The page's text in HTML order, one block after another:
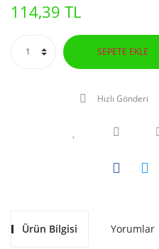
114,39 TL
SEPETE EKLE
Hızlı Gönderi
Ürün Bilgisi Yorumlar